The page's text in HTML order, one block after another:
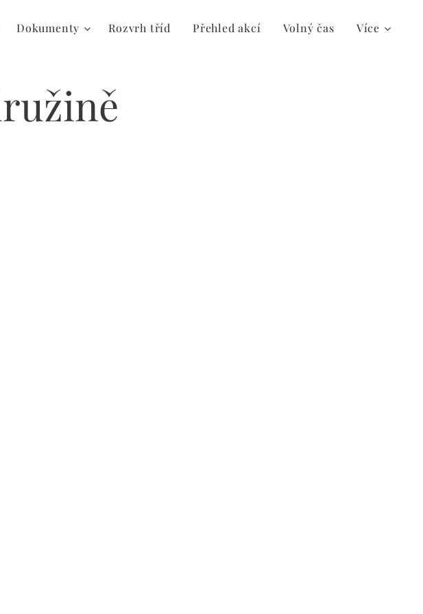
Dokumenty Rozvrh tříd Přehled akcí Volný čas Více